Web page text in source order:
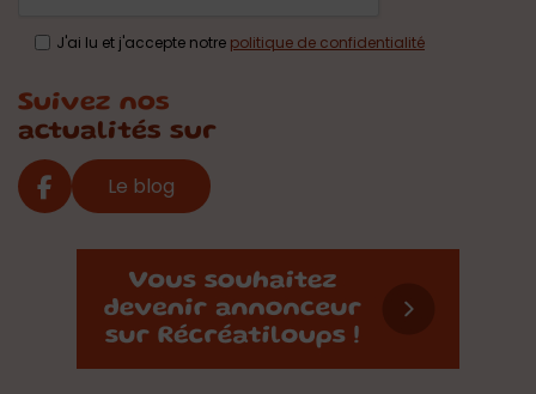
J'ai lu et j'accepte notre politique de confidentialité
Suivez nos
actualités sur
Le blog